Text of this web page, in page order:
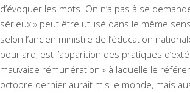
d’évoquer les mots. On n’a pas à se
sérieux » peut être utilisé dans le même
selon l’ancien ministre de l’éducation
bourlard, est l’apparition des pratiques
mauvaise rémunération » à laquelle le
octobre dernier aurait mis le monde, mais